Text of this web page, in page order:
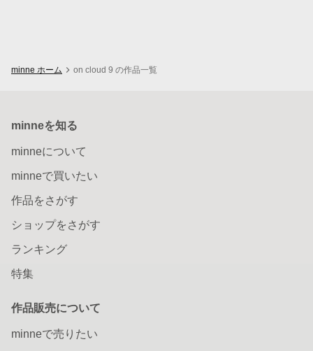
minne ホーム on cloud 9 の作品一覧
minneを知る
minneについて
minneで買いたい
作品をさがす
ショップをさがす
ランキング
特集
作品販売について
minneで売りたい